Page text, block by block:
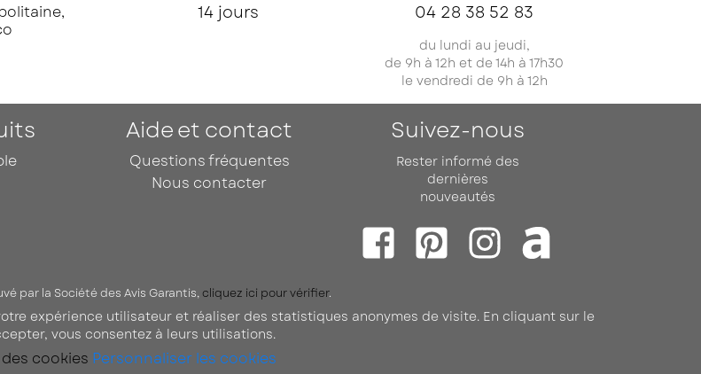
14 jours 04 28 38 52 83
du lundi au jeudi,
de 9h à 12h et de 14h à 17h30
le vendredi de 9h à 12h
Aide et contact
Questions fréquentes
Nous contacter
Suivez-nous
Rester informé des
dernières
nouveautés
Facebook
PinterestInstagram
par la Société des Avis Garantis,cliquez ici pour vérifier.
expérience utilisateur et réaliser des statistiques anonymes de visite. En cliquant sur le
vous consentez à leurs utilisations.
cookies Personnaliser les cookies